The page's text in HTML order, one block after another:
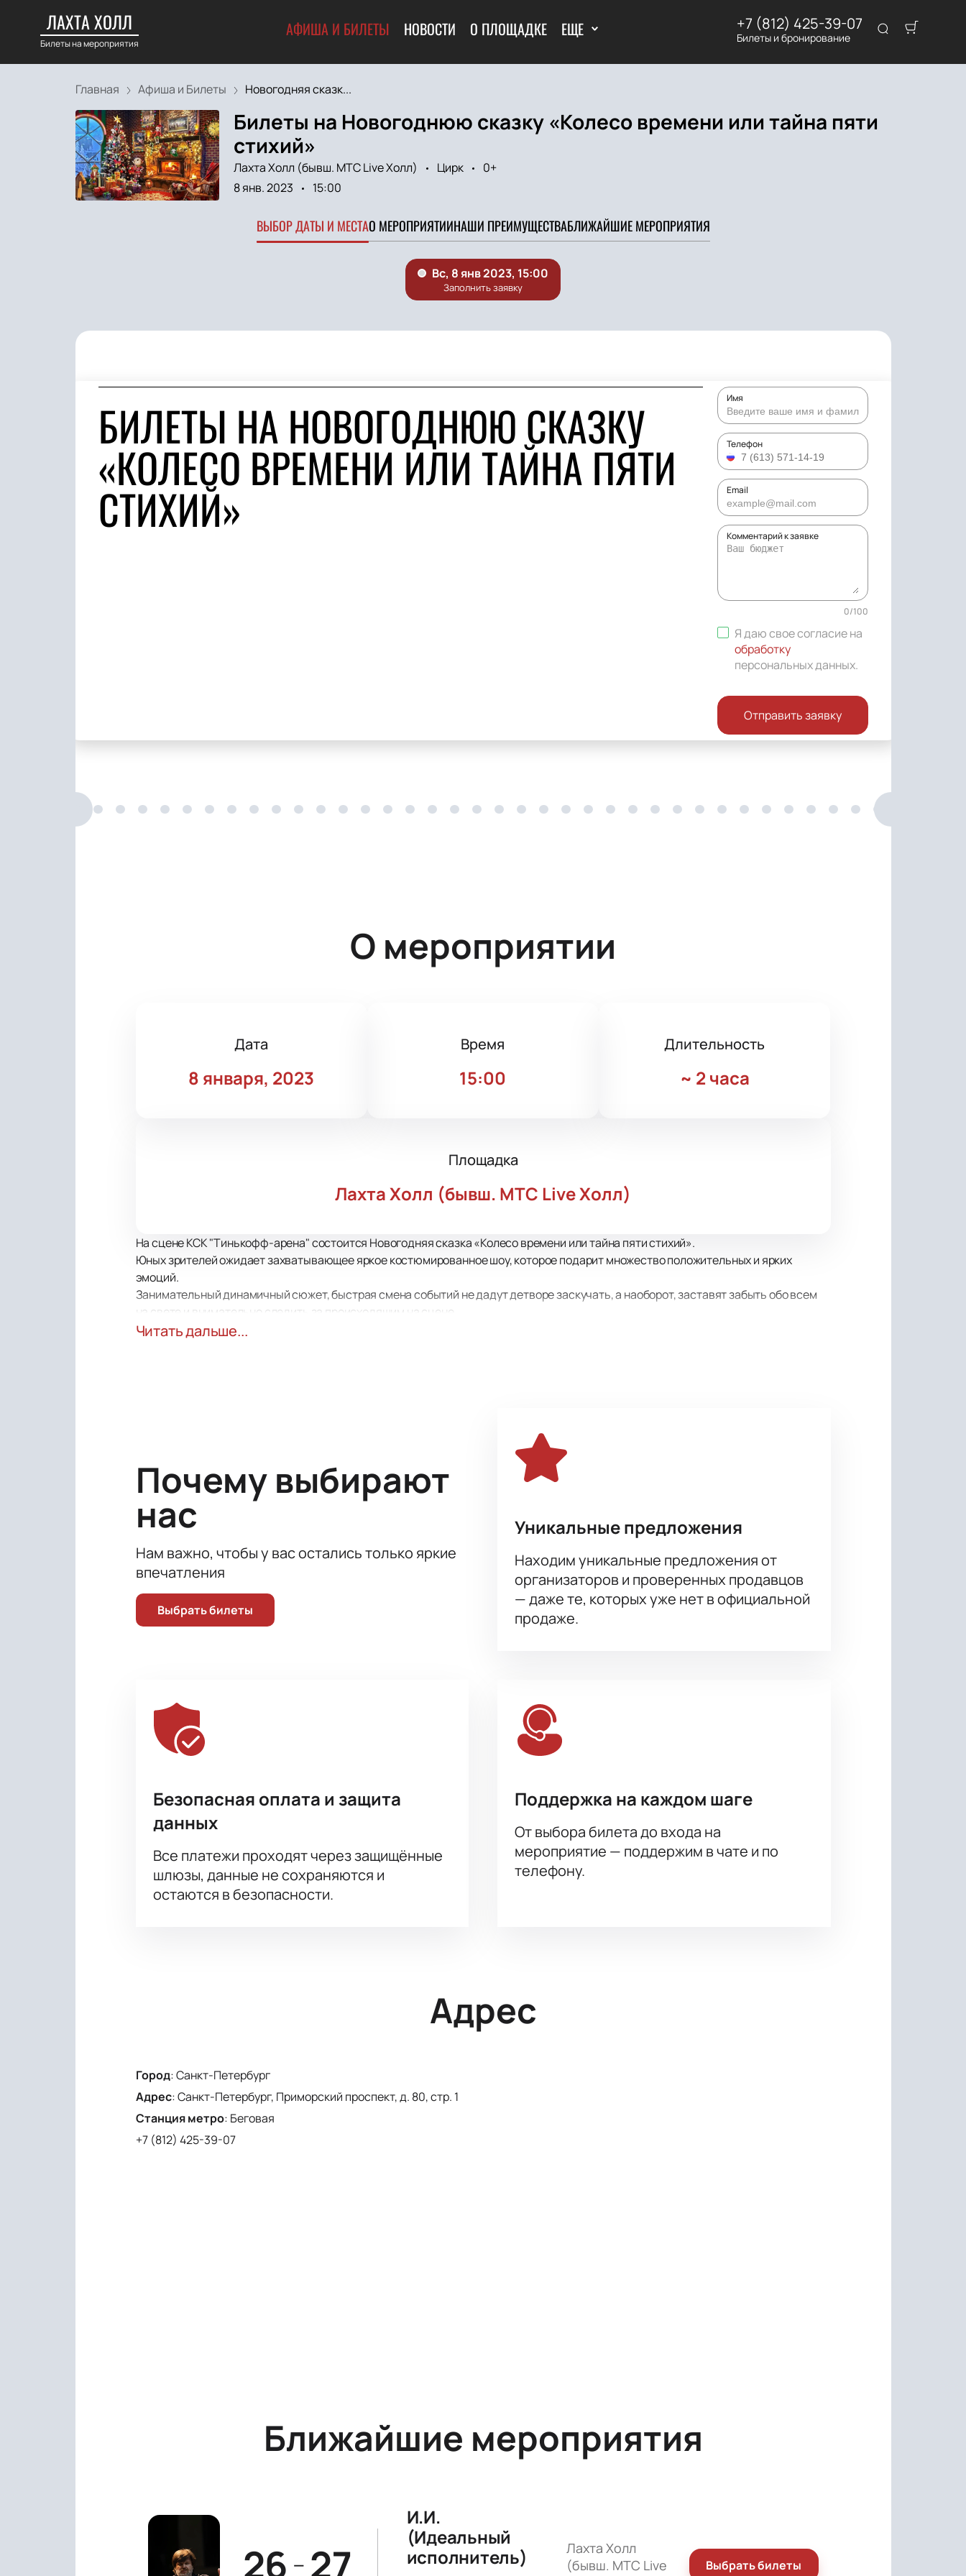
ЛАХТА ХОЛЛ
Билеты на мероприятия
АФИША И БИЛЕТЫ НОВОСТИ О ПЛОЩАДКЕ ЕЩЕ +7 (812) 425-39-07
Билеты и бронирование
Главная Афиша и Билеты Новогодняя сказк...
Билеты на Новогоднюю сказку «Колесо времени или тайна пяти
стихий»
Лахта Холл (бывш. МТС Live Холл) Цирк
0+
8 янв. 2023
15:00
ВЫБОР ДАТЫ И МЕСТАО МЕРОПРИЯТИИНАШИ ПРЕИМУЩЕСТВАБЛИЖАЙШИЕ МЕРОПРИЯТИЯ
БИЛЕТЫ НА НОВОГОДНЮЮ СКАЗКУ
«КОЛЕСО ВРЕМЕНИ ИЛИ ТАЙНА ПЯТИ
СТИХИЙ»
Имя
Телефон
Email
Комментарий к заявке
0/100
Я даю свое согласие на
обработку
персональных данных.
Отправить заявку
О мероприятии
Дата
8 января, 2023
Время
15:00
Длительность
~ 2 часа
Площадка
Лахта Холл (бывш. МТС Live Холл)
На сцене КСК "Тинькофф-арена" состоится Новогодняя сказка «Колесо времени или тайна пяти стихий».
Юных зрителей ожидает захватывающее яркое костюмированное шоу, которое подарит множество положительных и ярких
эмоций.
Занимательный динамичный сюжет, быстрая смена событий не дадут детворе заскучать, а наоборот, заставят забыть обо всем
на свете и внимательно следить за происходящим на сцене.
Передовые световые и звуковые эффекты, интересные танцы, игра света и теней украшают действо, происходящее на сцене,
Читать дальше...
Почему выбирают
нас
Нам важно, чтобы у вас остались только яркие
впечатления
Выбрать билеты
Уникальные предложения
Находим уникальные предложения от
организаторов и проверенных продавцов
— даже те, которых уже нет в официальной
продаже.
Безопасная оплата и защита
данных
Все платежи проходят через защищённые
шлюзы, данные не сохраняются и
остаются в безопасности.
Поддержка на каждом шаге
От выбора билета до входа на
мероприятие — поддержим в чате и по
телефону.
Адрес
Город:Санкт-Петербург
Адрес:Санкт-Петербург, Приморский проспект, д. 80, стр. 1
Станция метро: Беговая
+7 (812) 425-39-07
Ближайшие мероприятия
26 — 27
И.И.
(Идеальный
исполнитель)
Лахта Холл
(бывш. МТС Live
Выбрать билеты